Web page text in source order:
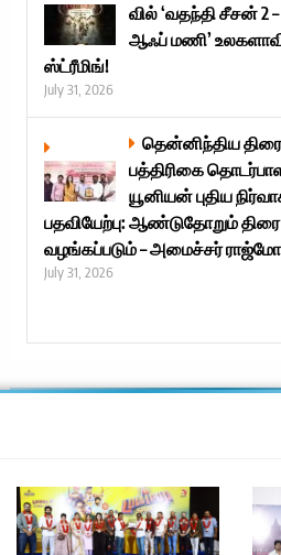
வில் ‘வதந்தி சீசன் 2 –
ஆஃப் மணி’
ஸ்ட்ரீமிங்!
July 31, 2026
தென்னிந்திய
பத்திரிகை
யூனியன் புதிய
பதவியேற்பு: ஆண்டுதோறும் திரை
வழங்கப்படும் – அமைச்சர்
July 31, 2026